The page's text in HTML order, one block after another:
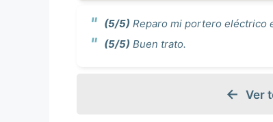
(5/5) Reparo mi portero eléctrico
(5/5) Buen trato.
Ver